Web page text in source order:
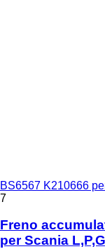
BS6567 K210666
7
Freno
per Scania